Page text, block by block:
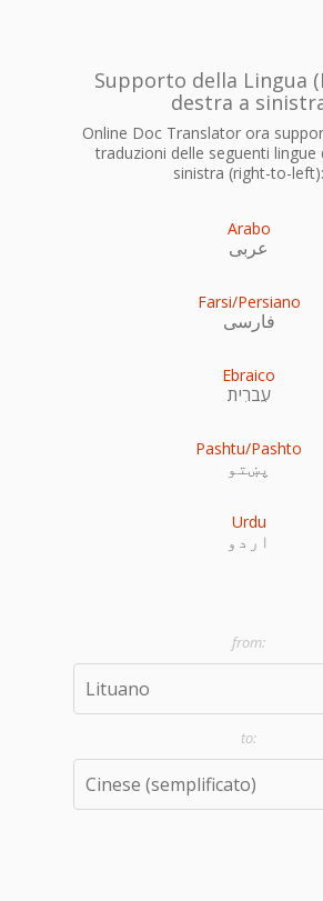
Supporto della Lingua
destra a
Online Doc Translator ora
traduzioni delle seguenti lingue
sinistra (right-to-left):
Arabo
عربى
Farsi/Persiano
فارسی
Ebraico
עִברִית
Pashtu/Pashto
پښتو
Urdu
اردو